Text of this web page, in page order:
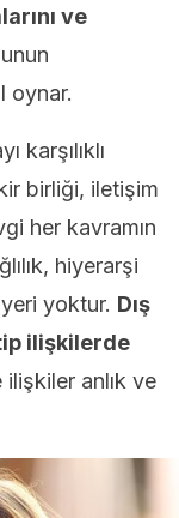
ve
oynar.
karşılıklı
birliği, iletişim
her kavramın
hiyerarşi
yeri yoktur. Dış
ilişkilerde
ilişkiler anlık ve